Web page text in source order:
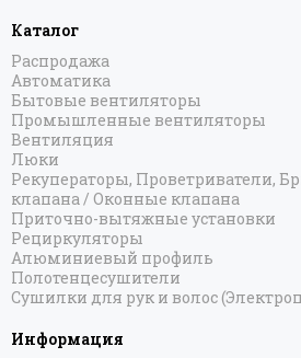
Каталог
Распродажа
Автоматика
Бытовые вентиляторы
Промышленные вентиляторы
Вентиляция
Люки
Рекуператоры, Проветриватели,
клапана / Оконные клапана
Приточно-вытяжные установки
Рециркуляторы
Алюминиевый профиль
Полотенцесушители
Сушилки для рук и волос
Информация